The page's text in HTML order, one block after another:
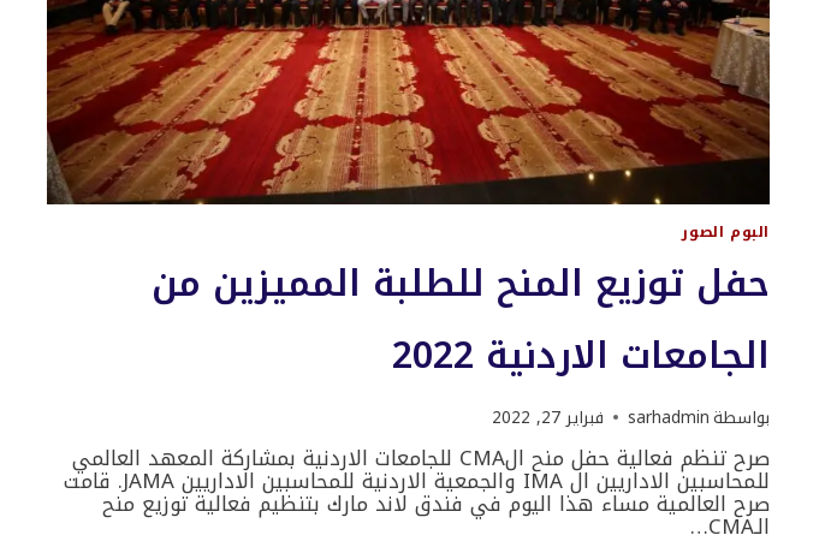
البوم الصور
حفل توزيع المنح للطلبة المميزين من
الجامعات الاردنية 2022
بواسطةsarhadmin فبراير 27, 2022
صرح تنظم فعالية حفل منح الCMA للجامعات الاردنية بمشاركة المعهد العالمي
للمحاسبين الاداريين ال IMA والجمعية الاردنية للمحاسبين الاداريين JAMA. قامت
صرح العالمية مساء هذا اليوم في فندق لاند مارك بتنظيم فعالية توزيع منح
الـCMA…